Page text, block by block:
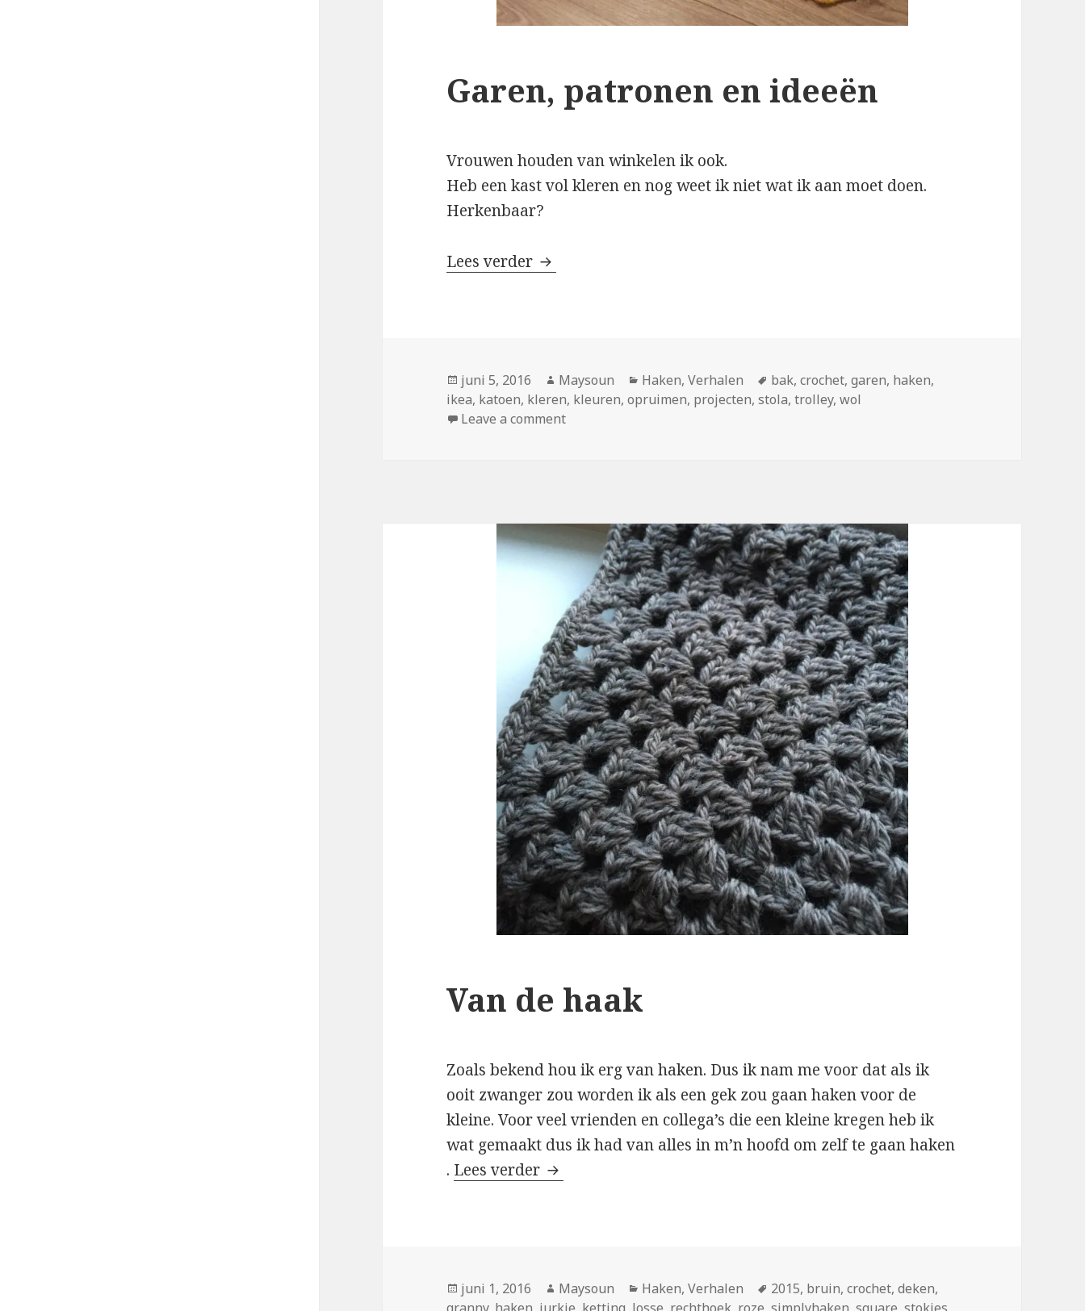
Garen, patronen en ideeën
Vrouwen houden van winkelen ik ook.
Heb een kast vol kleren en nog weet ik niet wat ik aan moet doen.
Herkenbaar?
Lees verder Garen, patronen en ideeën
Geplaatst
op
juni 5, 2016 Auteur
Maysoun Categorieën
Haken,Verhalen Tags
bak,crochet,garen, haken,
ikea, katoen, kleren, kleuren,opruimen, projecten,stola,trolley,wol
Leave a comment
Van de haak
Zoals bekend hou ik erg van haken. Dus ik nam me voor dat als ik
ooit zwanger zou worden ik als een gek zou gaan haken voor de
kleine. Voor veel vrienden en collega’s die een kleine kregen heb ik
wat gemaakt dus ik had van alles in m’n hoofd om zelf te gaan haken
. Lees verder Van de haak
Geplaatst
juni 1, 2016 Auteur
Maysoun Categorieën
Haken,Verhalen Tags
2015, bruin,crochet,deken,